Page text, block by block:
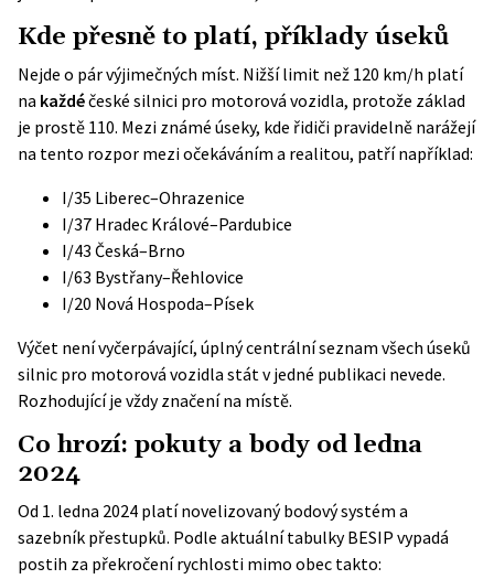
Kde přesně to platí, příklady úseků
Nejde o pár výjimečných míst. Nižší limit než 120 km/h platí
na každéčeské silnici pro motorová vozidla, protože základ
je prostě 110. Mezi známé úseky, kde řidiči pravidelně narážejí
na tento rozpor mezi očekáváním a realitou, patří například:
I/35 Liberec–Ohrazenice
I/37 Hradec Králové–Pardubice
I/43 Česká–Brno
I/63 Bystřany–Řehlovice
I/20 Nová Hospoda–Písek
Výčet není vyčerpávající, úplný centrální seznam všech úseků
silnic pro motorová vozidla stát v jedné publikaci nevede.
Rozhodující je vždy značení na místě.
Co hrozí: pokuty a body od ledna
2024
Od 1. ledna 2024 platí novelizovaný bodový systém a
sazebník přestupků. Podle aktuálnítabulky BESIP vypadá
postih za překročení rychlosti mimo obec takto: